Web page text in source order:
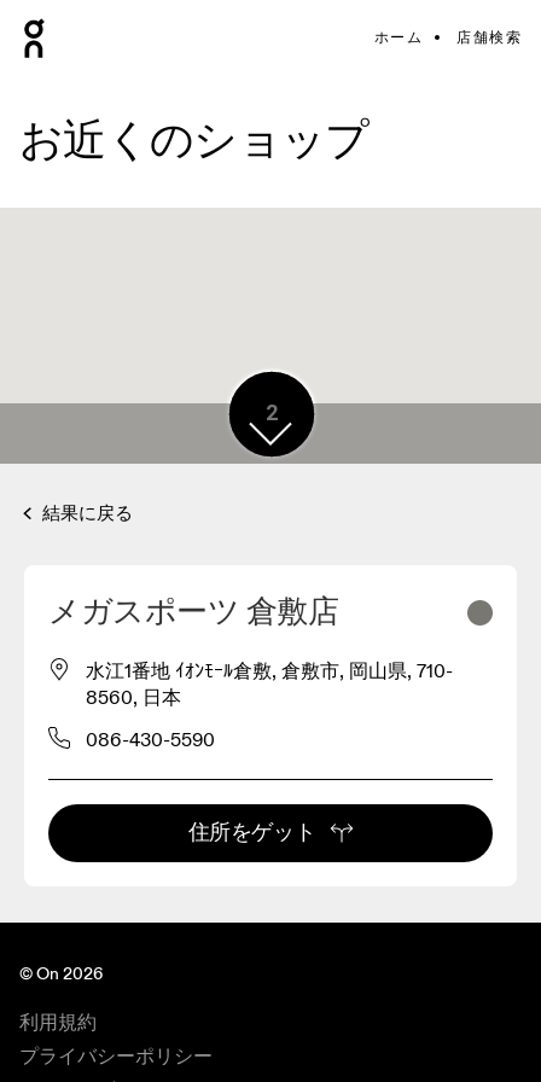
ホーム 店舗検索
お近くのショップ
2
2
結果に戻る
メガスポーツ 倉敷店
水江1番地 ｲｵﾝﾓｰﾙ倉敷, 倉敷市, 岡山県, 710-
8560, 日本
086-430-5590
住所をゲット
© On 2026
利用規約
プライバシーポリシー